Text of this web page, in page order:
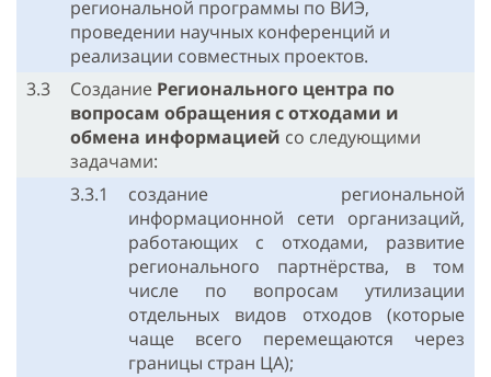
региональной программы по ВИЭ,
проведении научных конференций и
реализации совместных проектов.
3.3
Создание Регионального центра по
вопросам обращения с отходами и
обмена информацией со следующими
задачами:
3.3.1
создание региональной
информационной сети организаций,
работающих с отходами, развитие
регионального партнёрства, в том
числе по вопросам утилизации
отдельных видов отходов (которые
чаще всего перемещаются через
границы стран ЦА);